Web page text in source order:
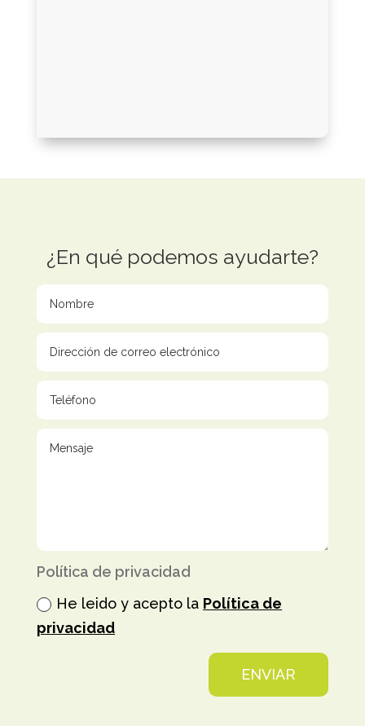
¿En qué podemos ayudarte?
Política de privacidad
He leido y acepto la Política de
privacidad
ENVIAR